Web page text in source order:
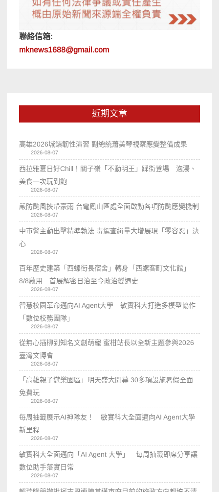
聯絡信箱:
mknews1688@gmail.com
近期文章
高雄2026城鎮韌性演習 副總統蕭美琴視察應變整備成果
2026-08-07
西拉雅夏日好Chill！關子嶺「不動明王」踩街登場 泡湯、
美食一次玩到飽
2026-08-07
嚴防颱風挾帶豪雨 台電鳳山區處全面啟動各項防颱應變機制
2026-08-07
中市警主動出擊精準執法 毒駕查緝量大增展現「零容忍」決
心
2026-08-07
百年歷史建築「西螺街長宿舍」轉身「西螺客町文化館」
8/8啟用 首展解密日治至今政治變遷史
2026-08-07
智慧校園革命邁向AI Agent大學 敏實科大打造多模型協作
「數位校務團隊」
2026-08-07
從無心插柳到知名文創萌寵 蜜柑站長以全新主題參與2026
臺灣文博會
2026-08-07
「高雄親子遊樂園區」明天盛大開幕 30多項設施暑假全面
免費玩
2026-08-07
每周抽籤展示AI神隊友！ 敏實科大全面邁向AI Agent大學
新里程
2026-08-07
敏實科大全面邁向「AI Agent 大學」 每周抽籤即席分享讓
數位助手落實日常
2026-08-07